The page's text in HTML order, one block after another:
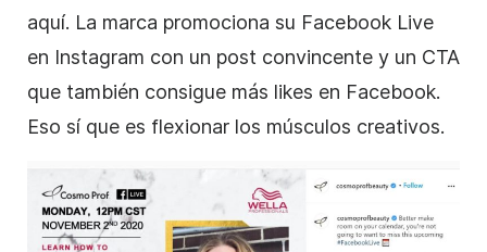
aquí. La marca promociona su Facebook Live
en Instagram con un post convincente y un CTA
que también consigue más likes en Facebook.
Eso sí que es flexionar los músculos creativos.